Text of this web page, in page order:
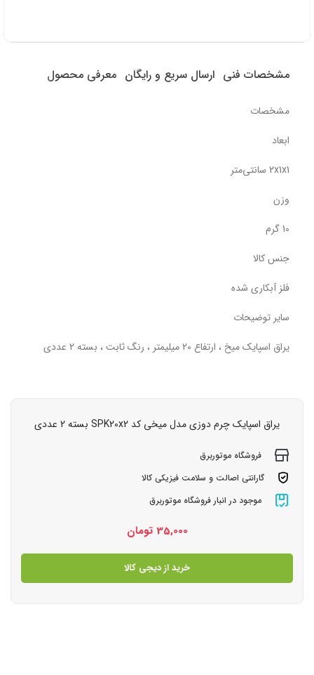
مشخصات فنی ارسال سریع و رایگان معرفی محصول
مشخصات
ابعاد
2x1x1 سانتی‌متر
وزن
10 گرم
جنس کالا
فلز آبکاری شده
سایر توضیحات
یراق اسپایک میخ ، ارتفاع 20 میلیمتر ، رنگ ثابت ، بسته 2 عددی
یراق اسپایک چرم دوزی مدل میخی کد SPK20x2 بسته 2 عددی
فروشگاه موتوربرق
گارانتی اصالت و سلامت فیزیکی کالا
موجود در انبار فروشگاه موتوربرق
35,000 تومان
خرید از دیجی کالا